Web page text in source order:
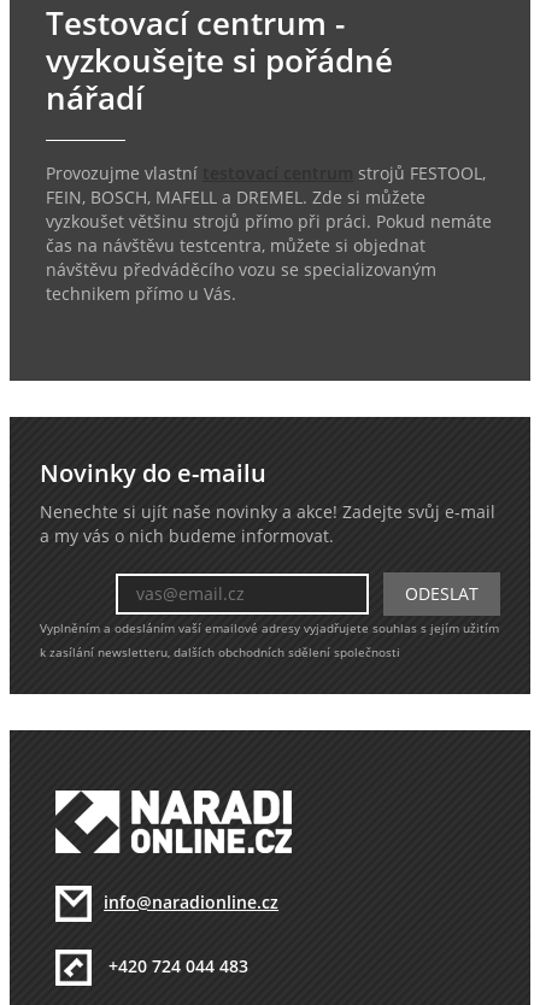
Testovací centrum -
vyzkoušejte si pořádné
nářadí
Provozujme vlastní
strojů FESTOOL,
FEIN, BOSCH, MAFELL a DREMEL. Zde si můžete
vyzkoušet většinu strojů přímo při práci. Pokud nemáte
čas na návštěvu testcentra, můžete si objednat
návštěvu předváděcího vozu se specializovaným
technikem přímo u Vás.
Novinky do e-mailu
Nenechte si ujít naše novinky a akce! Zadejte svůj e-mail
a my vás o nich budeme informovat.
Vyplněním a odesláním vaší emailové adresy vyjadřujete souhlas s jejím užitím
k zasílání newsletteru, dalších obchodních sdělení společnosti
info@naradionline.cz
+420 724 044 483